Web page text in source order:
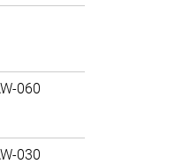
060
030